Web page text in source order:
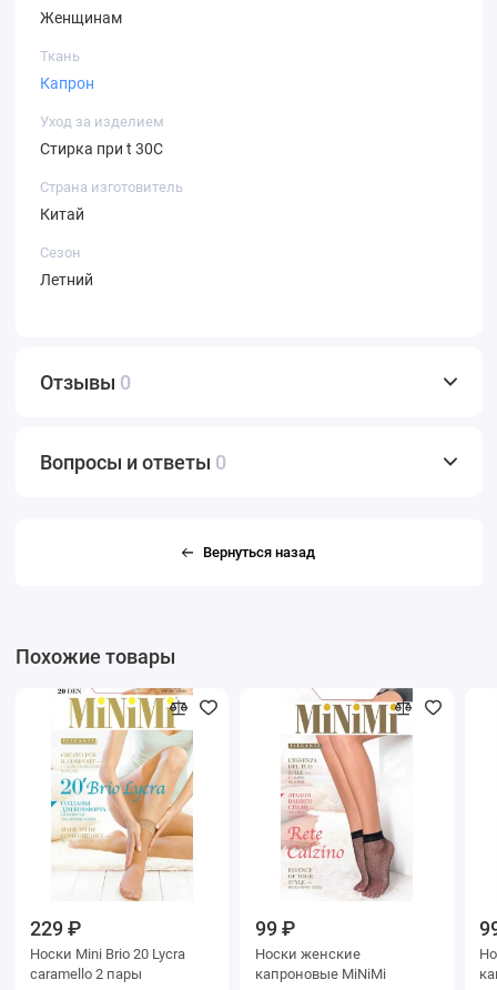
Женщинам
Ткань
Капрон
Уход за изделием
Стирка при t 30С
Страна изготовитель
Китай
Сезон
Летний
Отзывы 0
Вопросы и ответы 0
Вернуться назад
Похожие товары
229 ₽
Носки Mini Brio 20 Lycra
caramello 2 пары
99 ₽
Носки женские
капроновые MiNiMi
Носки